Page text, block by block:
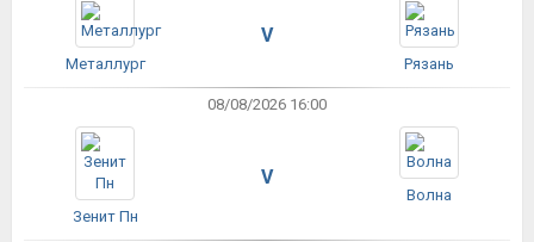
Металлург
V
Рязань
08/08/2026 16:00
Зенит Пн
V
Волна